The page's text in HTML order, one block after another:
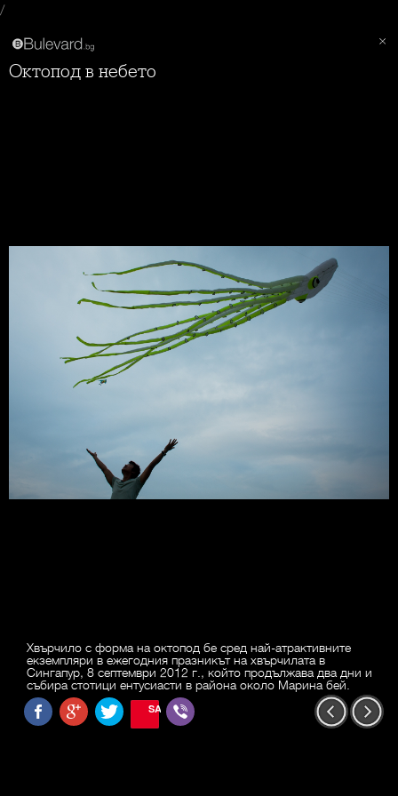
/
Октопод в небето
Хвърчило с форма на октопод бе сред най-атрактивните
екземпляри в ежегодния празникът на хвърчилата в
Сингапур, 8 септември 2012 г., който продължава два дни и
събира стотици ентусиасти в района около Марина бей.
SAVE